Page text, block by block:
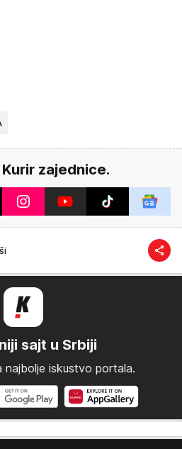
zajednice.
sajt u Srbiji
najbolje iskustvo portala.